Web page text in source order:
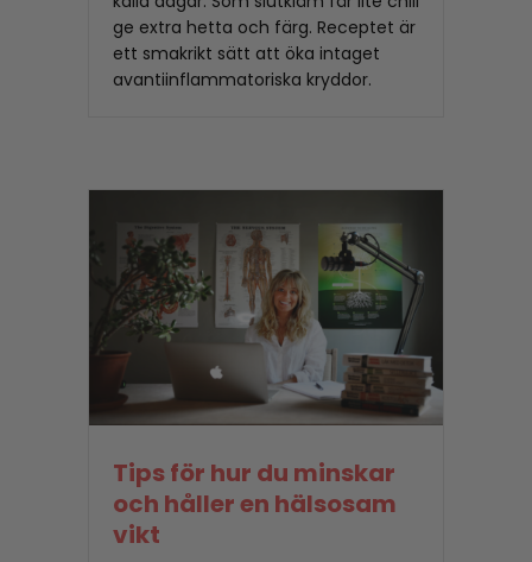
ge extra hetta och färg. Receptet är
ett smakrikt sätt att öka intaget
avantiinflammatoriska kryddor.
Tips för hur du minskar
och håller en hälsosam
vikt